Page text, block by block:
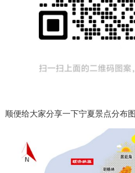
顺便给大家分享一下宁夏景点分布